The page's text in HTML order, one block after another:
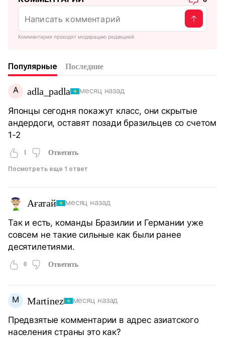
Комментарии проходят модерацию редакцией
Популярные Последние
A adla_padla месяц назад
Японцы сегодня покажут класс, они скрытые
андердоги, оставят позади бразильцев со счетом
1-2
1 Ответить
Посмотреть еще 1 ответ
Ағатай месяц назад
Так и есть, команды Бразилии и Германии уже
совсем не такие сильные как были ранее
десятилетиями.
0 Ответить
M Martinez месяц назад
Предвзятые комментарии в адрес азиатского
населения страны это как?